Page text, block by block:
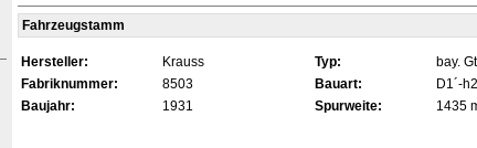
Fahrzeugstamm
Hersteller: Krauss Typ: bay.
Fabriknummer:
8503 Bauart: D1´-
Baujahr:
1931 Spurweite: 1435